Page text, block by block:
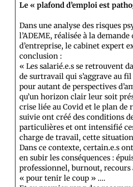
Le « plafond d’emploi est
Dans une analyse des risques
l’ADEME, réalisée à la
d’entreprise, le cabinet expert
conclusion :
« Les salarié.e.s se retrouvent
de surtravail qui s’aggrave au
pour autant de perspectives
qu’un horizon clair leur soit
crise liée au Covid et le plan de
suivie ont créé des conditions
particulières et ont intensifié
charge de travail, cette
Dans ce contexte, certain.e.s
en subir les conséquences :
professionnel, burnout, recours
« pour tenir le coup » ….